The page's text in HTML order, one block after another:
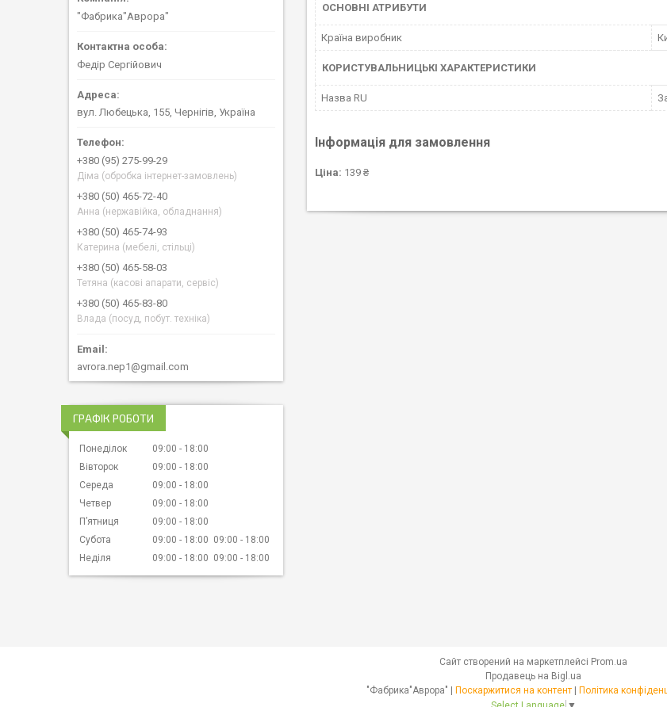
ОСНОВНІ АТРИБУТИ
Країна виробник
КОРИСТУВАЛЬНИЦЬКІ ХАРАКТЕРИСТИКИ
Назва RU
Інформація для замовлення
Ціна: 139 ₴
"Фабрика"Аврора"
Федір Сергійович
вул. Любецька, 155, Чернігів, Україна
+380 (95) 275-99-29
Діма (обробка інтернет-замовлень)
+380 (50) 465-72-40
Анна (нержавійка, обладнання)
+380 (50) 465-74-93
Катерина (мебелі, стільці)
+380 (50) 465-58-03
Тетяна (касові апарати, сервіс)
+380 (50) 465-83-80
Влада (посуд, побут. техніка)
avrora.nep1@gmail.com
ГРАФІК РОБОТИ
Понеділок 09:00
18:00
Вівторок
09:00
18:00
Середа
09:00
18:00
Четвер
09:00
18:00
Пʼятниця
09:00
18:00
Субота
09:00 18:00 09:00
18:00
Неділя
09:00 18:00 09:00 18:00
Сайт створений на маркетплейсі Prom.ua
Продавець на Bigl.ua
Поскаржитися на контент
Політика